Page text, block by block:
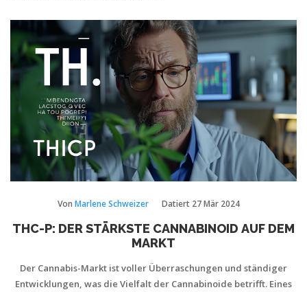
Von Marlene Schweizer Datiert 27 Mär 2024
THC-P: DER STÄRKSTE CANNABINOID AUF DEM
MARKT
Der Cannabis-Markt ist voller Überraschungen und ständiger
Entwicklungen, was die Vielfalt der Cannabinoide betrifft. Eines